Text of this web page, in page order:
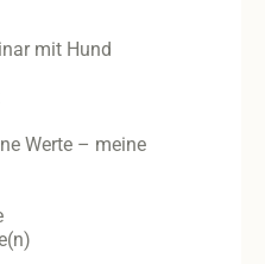
mit Hund
Werte – meine